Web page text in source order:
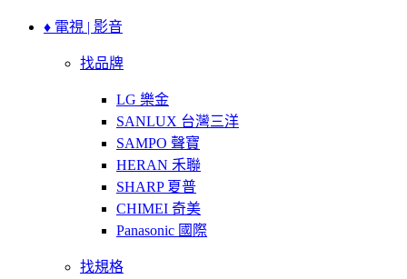
♦ 電視 | 影音
找品牌
LG 樂金
SANLUX 台灣三洋
SAMPO 聲寶
HERAN 禾聯
SHARP 夏普
CHIMEI 奇美
Panasonic 國際
找規格